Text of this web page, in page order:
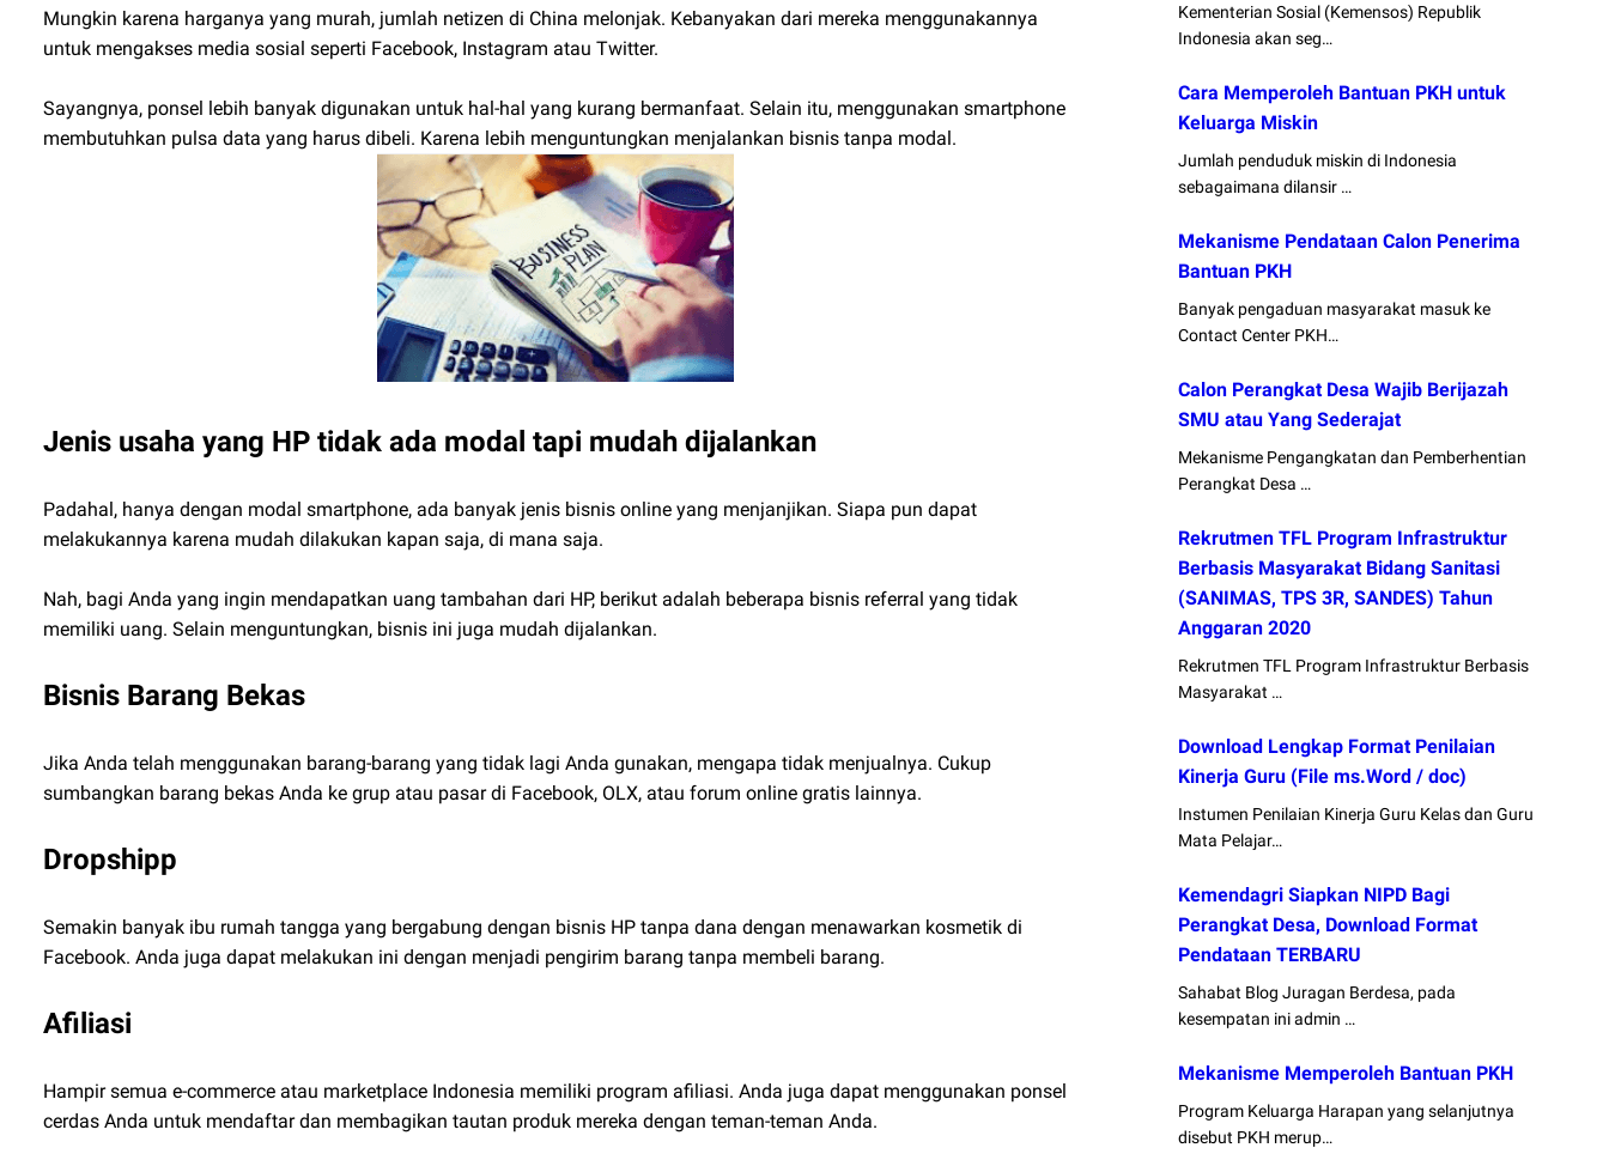
Mungkin karena harganya yang murah, jumlah netizen di China melonjak. Kebanyakan dari mereka menggunakannya
untuk mengakses media sosial seperti Facebook, Instagram atau Twitter.
Sayangnya, ponsel lebih banyak digunakan untuk hal-hal yang kurang bermanfaat. Selain itu, menggunakan smartphone
membutuhkan pulsa data yang harus dibeli. Karena lebih menguntungkan menjalankan bisnis tanpa modal.
Jenis usaha yang HP tidak ada modal tapi mudah dijalankan
Padahal, hanya dengan modal smartphone, ada banyak jenis bisnis online yang menjanjikan. Siapa pun dapat
melakukannya karena mudah dilakukan kapan saja, di mana saja.
Nah, bagi Anda yang ingin mendapatkan uang tambahan dari HP, berikut adalah beberapa bisnis referral yang tidak
memiliki uang. Selain menguntungkan, bisnis ini juga mudah dijalankan.
Bisnis Barang Bekas
Jika Anda telah menggunakan barang-barang yang tidak lagi Anda gunakan, mengapa tidak menjualnya. Cukup
sumbangkan barang bekas Anda ke grup atau pasar di Facebook, OLX, atau forum online gratis lainnya.
Dropshipp
Semakin banyak ibu rumah tangga yang bergabung dengan bisnis HP tanpa dana dengan menawarkan kosmetik di
Facebook. Anda juga dapat melakukan ini dengan menjadi pengirim barang tanpa membeli barang.
Afiliasi
Hampir semua e-commerce atau marketplace Indonesia memiliki program afiliasi. Anda juga dapat menggunakan ponsel
cerdas Anda untuk mendaftar dan membagikan tautan produk mereka dengan teman-teman Anda.
Kementerian Sosial (Kemensos) Republik
Indonesia akan seg…
Cara Memperoleh Bantuan PKH untuk
Keluarga Miskin
Jumlah penduduk miskin di Indonesia
sebagaimana dilansir …
Mekanisme Pendataan Calon Penerima
Bantuan PKH
Banyak pengaduan masyarakat masuk ke
Contact Center PKH…
Calon Perangkat Desa Wajib Berijazah
SMU atau Yang Sederajat
Mekanisme Pengangkatan dan Pemberhentian
Perangkat Desa …
Rekrutmen TFL Program Infrastruktur
Berbasis Masyarakat Bidang Sanitasi
(SANIMAS, TPS 3R, SANDES) Tahun
Anggaran 2020
Rekrutmen TFL Program Infrastruktur Berbasis
Masyarakat …
Download Lengkap Format Penilaian
Kinerja Guru (File ms.Word / doc)
Instumen Penilaian Kinerja Guru Kelas dan Guru
Mata Pelajar…
Kemendagri Siapkan NIPD Bagi
Perangkat Desa, Download Format
Pendataan TERBARU
Sahabat Blog Juragan Berdesa, pada
kesempatan ini admin …
Mekanisme Memperoleh Bantuan PKH
Program Keluarga Harapan yang selanjutnya
disebut PKH merup…